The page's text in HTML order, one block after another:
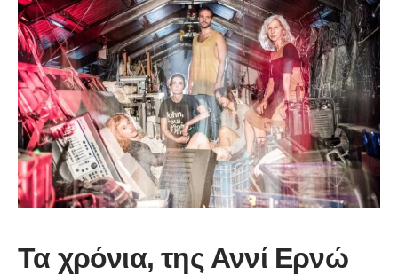
Τα χρόνια, της Αννί Ερνώ